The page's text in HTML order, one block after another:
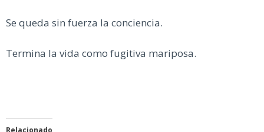
Se queda sin fuerza la conciencia.
Termina la vida como fugitiva mariposa.
Relacionado